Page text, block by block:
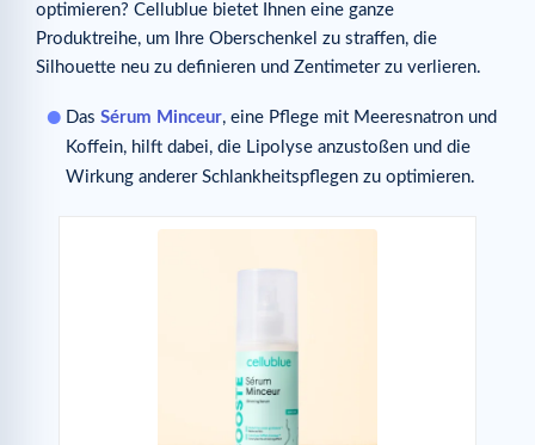
optimieren? Cellublue bietet Ihnen eine ganze
Produktreihe, um Ihre Oberschenkel zu straffen, die
Silhouette neu zu definieren und Zentimeter zu verlieren.
Das Sérum Minceur, eine Pflege mit Meeresnatron und
Koffein, hilft dabei, die Lipolyse anzustoßen und die
Wirkung anderer Schlankheitspflegen zu optimieren.